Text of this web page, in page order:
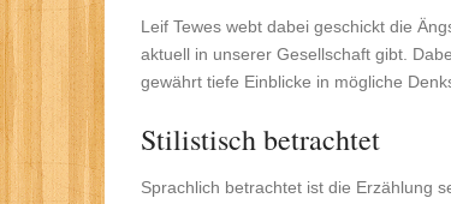
Leif Tewes webt dabei geschickt die
aktuell in unserer Gesellschaft gibt.
gewährt tiefe Einblicke in mögliche
Stilistisch betrachtet
Sprachlich betrachtet ist die Erzählung